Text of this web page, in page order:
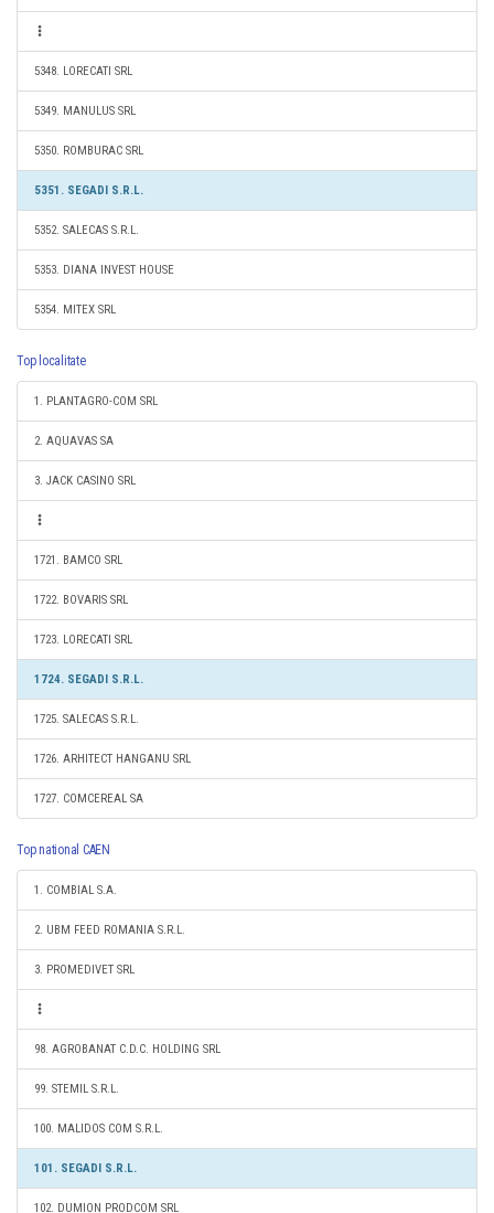
5348. LORECATI SRL
5349. MANULUS SRL
5350. ROMBURAC SRL
5351. SEGADI S.R.L.
5352. SALECAS S.R.L.
5353. DIANA INVEST HOUSE
5354. MITEX SRL
Top localitate
1. PLANTAGRO-COM SRL
2. AQUAVAS SA
3. JACK CASINO SRL
1721. BAMCO SRL
1722. BOVARIS SRL
1723. LORECATI SRL
1724. SEGADI S.R.L.
1725. SALECAS S.R.L.
1726. ARHITECT HANGANU SRL
1727. COMCEREAL SA
Top national CAEN
1. COMBIAL S.A.
2. UBM FEED ROMANIA S.R.L.
3. PROMEDIVET SRL
98. AGROBANAT C.D.C. HOLDING SRL
99. STEMIL S.R.L.
100. MALIDOS COM S.R.L.
101. SEGADI S.R.L.
102. DUMION PRODCOM SRL